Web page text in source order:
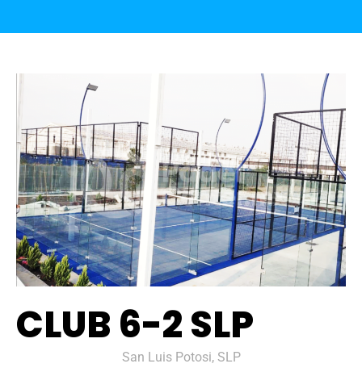
CLUB 6-2 SLP
San Luis Potosi, SLP